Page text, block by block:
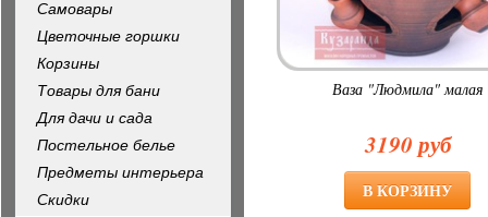
Ваза "Людмила" малая
3190 руб
Самовары
Цветочные горшки
Корзины
Товары для бани
Для дачи и сада
Постельное белье
Предметы интерьера
Скидки